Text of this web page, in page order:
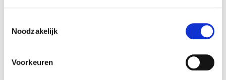
Noodzakelijk
Voorkeuren
Beschikbaar in deze winkels